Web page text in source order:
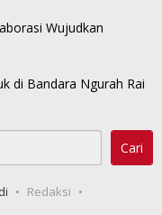
Wujudkan
di Bandara Ngurah Rai
Cari
Redaksi